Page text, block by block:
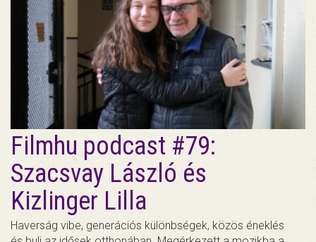
Filmhu podcast #79:
Szacsvay László és
Kizlinger Lilla
Haverság vibe, generációs különbségek, közös éneklés